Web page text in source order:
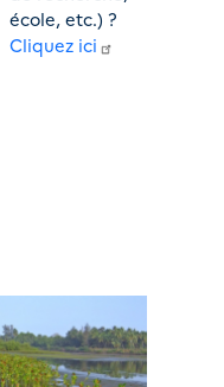
école, etc.) ?
Cliquez ici